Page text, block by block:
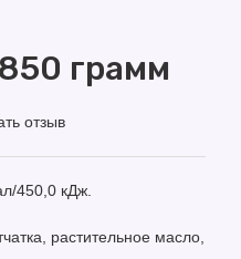
грамм
450,0 кДж.
растительное масло,
отзыв